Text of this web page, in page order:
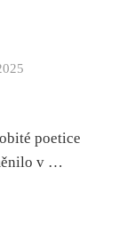
poetice
v …